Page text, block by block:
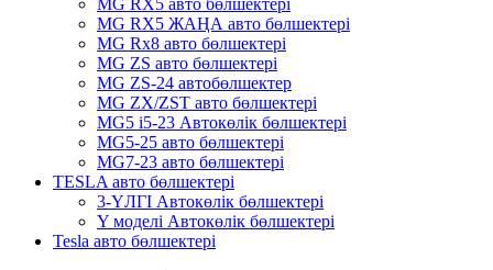
MG RX5 ЖАҢА авто бөлшектері
MG Rx8 авто бөлшектері
MG ZS авто бөлшектері
MG ZS-24 автобөлшектер
MG ZX/ZST авто бөлшектері
MG5 i5-23 Автокөлік бөлшектері
MG5-25 авто бөлшектері
MG7-23 авто бөлшектері
TESLA авто бөлшектері
3-ҮЛГІ Автокөлік бөлшектері
Y моделі Автокөлік бөлшектері
Tesla авто бөлшектері